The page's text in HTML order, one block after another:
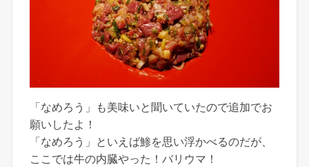
「なめろう」も美味いと聞いていたので追加でお
願いしたよ！
「なめろう」といえば鯵を思い浮かべるのだが、
ここでは牛の内臓やった！バリウマ！